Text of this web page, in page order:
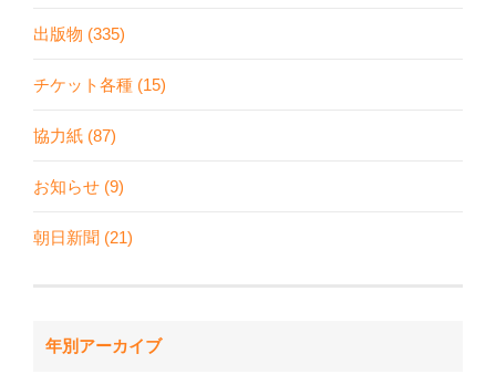
出版物 (335)
チケット各種 (15)
協力紙 (87)
お知らせ (9)
朝日新聞 (21)
年別アーカイブ